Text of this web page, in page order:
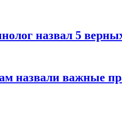
назвал 5
назвали важные